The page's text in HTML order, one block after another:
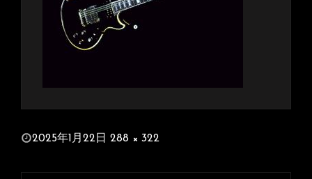
投
日:
2025年1月22日
ル
288 × 322